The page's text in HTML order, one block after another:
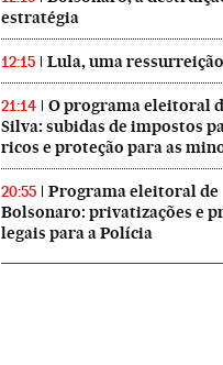
estratégia
12:15 Lula, uma ressurreição
21:14
O programa eleitoral
Silva: subidas de impostos
ricos e proteção para as
20:55
Programa eleitoral de
Bolsonaro: privatizações e
legais para a Polícia